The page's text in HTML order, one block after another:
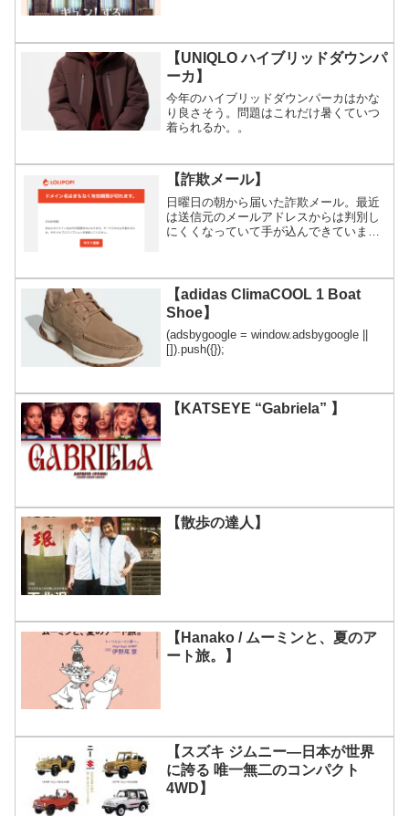
【UNIQLO ハイブリッドダウンパ
ーカ】
今年のハイブリッドダウンパーカはかな
り良さそう。問題はこれだけ暑くていつ
着られるか。。
【詐欺メール】
日曜日の朝から届いた詐欺メール。最近
は送信元のメールアドレスからは判別し
にくくなっていて手が込んできていま
【adidas ClimaCOOL 1 Boat
Shoe】
(adsbygoogle = window.adsbygoogle ||
[]).push({});
【KATSEYE “Gabriela” 】
【散歩の達人】
【Hanako / ムーミンと、夏のア
ート旅。】
【スズキ ジムニー―日本が世界
に誇る 唯一無二のコンパクト
4WD】